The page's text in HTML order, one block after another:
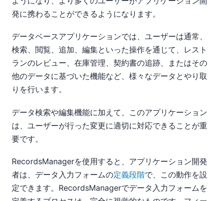
発に携わることができるようになります。
データベースアプリケーションでは、ユーザーは通常、
検索、閲覧、追加、編集といった操作を通じて、レスト
ランのレビュー、在庫管理、契約書の追跡、またはその
他のデータに基づいた機能など、様々なデータとやり取
りを行います。
データ検索や編集機能に加えて、このアプリケーション
は、ユーザーが行った変更に適切に対応できることが重
要です。
RecordsManagerを使用すると、アプリケーション開発
者は、データ入力フォームの定義段階で、この動作を設
定できます。RecordsManagerでデータ入力フォームを